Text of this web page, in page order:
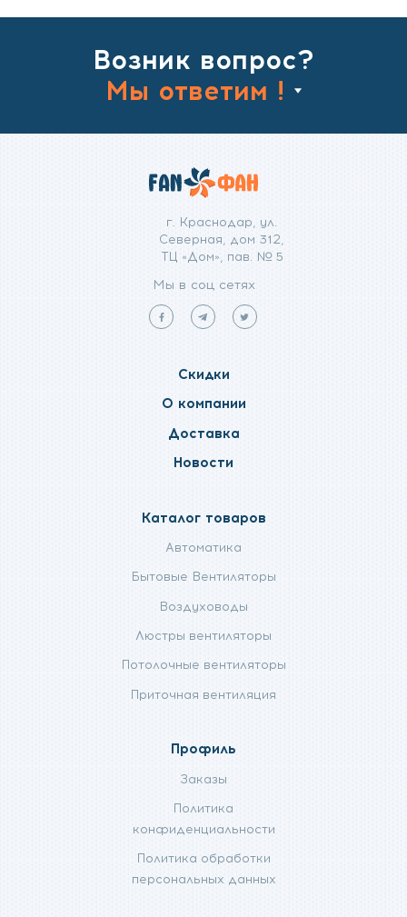
Возник вопрос?
Мы ответим !
г. Краснодар, ул.
Северная, дом 312,
ТЦ «Дом», пав. № 5
Мы в соц сетях
Мы
facebook
Мы
telegram
Мы
Скидки
О компании
Доставка
Новости
Каталог товаров
Автоматика
Бытовые Вентиляторы
Воздуховоды
Люстры вентиляторы
Потолочные вентиляторы
Приточная вентиляция
Профиль
Заказы
Политика
конфиденциальности
Политика обработки
персональных данных